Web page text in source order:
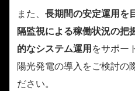
また、 長期間の安定運用を
隔監視による稼働状況の把
的なシステム運用 をサポー
陽光発電の導入をご検討の
ださい。